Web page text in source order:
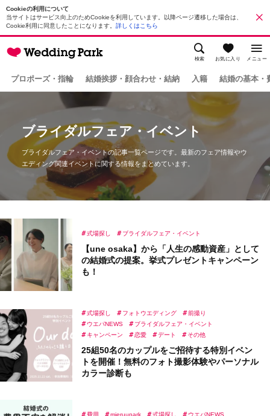
Cookieの利用について
当サイトはサービス向上のためCookieを利用しています。以降ページ遷移した場合は、
Cookie利用に同意したことになります。 詳しくはこちら
検索 お気に入り メニュー
プロポーズ・指輪 結婚挨拶・顔合わせ・結納 入籍 結婚の基本・
ブライダルフェア・イベント
ブライダルフェア・イベントの記事一覧ページです。最新のフェア情報やウ
エディング関連イベントに関する情報をまとめています。
【une osaka】から「人生の感動資産」として
の結婚式の提案。挙式プレゼントキャンペーン
も！
式場探し ブライダルフェア・イベント
25組50名のカップルをご招待する特別イベン
トを開催！無料のフォト撮影体験やパーソナル
カラー診断も
式場探し フォトウエディング
前撮り
ウエパNEWS
ブライダルフェア・イベント
キャンペーン
恋愛 デート その他
費用 mieruupark 式場探し
ウエパNEWS